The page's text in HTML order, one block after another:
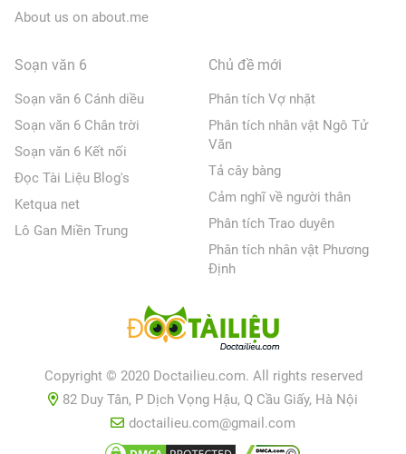
About us on about.me
Soạn văn 6
Soạn văn 6 Cánh diều
Soạn văn 6 Chân trời
Soạn văn 6 Kết nối
Đọc Tài Liệu Blog's
Ketqua net
Lô Gan Miền Trung
Chủ đề mới
Phân tích Vợ nhặt
Phân tích nhân vật Ngô Tử
Văn
Tả cây bàng
Cảm nghĩ về người thân
Phân tích Trao duyên
Phân tích nhân vật Phương
Định
Copyright © 2020 Doctailieu.com. All rights reserved
82 Duy Tân, P Dịch Vọng Hậu, Q Cầu Giấy, Hà Nội
doctailieu.com@gmail.com